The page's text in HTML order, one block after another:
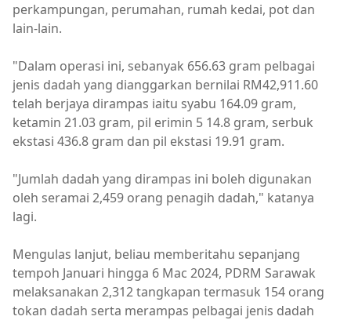
perkampungan, perumahan, rumah kedai, pot dan
lain-lain.
"Dalam operasi ini, sebanyak 656.63 gram pelbagai
jenis dadah yang dianggarkan bernilai RM42,911.60
telah berjaya dirampas iaitu syabu 164.09 gram,
ketamin 21.03 gram, pil erimin 5 14.8 gram, serbuk
ekstasi 436.8 gram dan pil ekstasi 19.91 gram.
"Jumlah dadah yang dirampas ini boleh digunakan
oleh seramai 2,459 orang penagih dadah," katanya
lagi.
Mengulas lanjut, beliau memberitahu sepanjang
tempoh Januari hingga 6 Mac 2024, PDRM Sarawak
melaksanakan 2,312 tangkapan termasuk 154 orang
tokan dadah serta merampas pelbagai jenis dadah